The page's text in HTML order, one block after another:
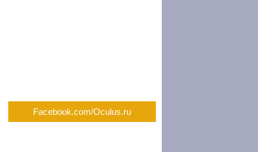
Facebook.com/Oculus.ru